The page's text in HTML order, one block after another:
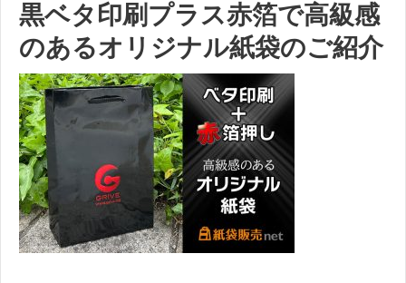
黒ベタ印刷プラス赤箔で高級感
のあるオリジナル紙袋のご紹介